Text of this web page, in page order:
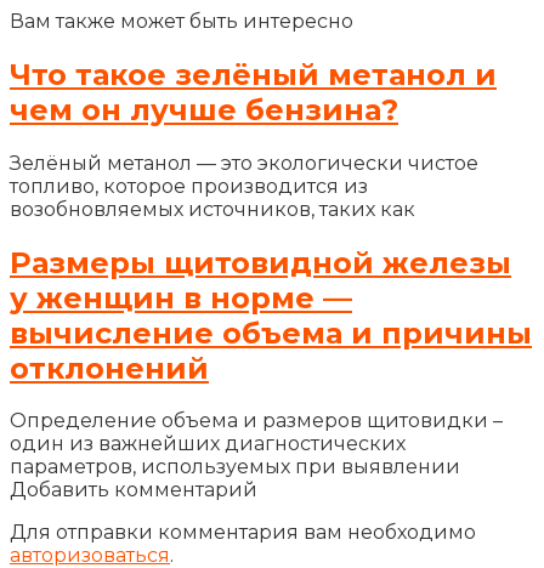
Вам также может быть интересно
Что такое зелёный метанол и
чем он лучше бензина?
Зелёный метанол — это экологически чистое
топливо, которое производится из
возобновляемых источников, таких как
Размеры щитовидной железы
у женщин в норме —
вычисление объема и причины
отклонений
Определение объема и размеров щитовидки –
один из важнейших диагностических
параметров, используемых при выявлении
Добавить комментарий
Для отправки комментария вам необходимо
авторизоваться.